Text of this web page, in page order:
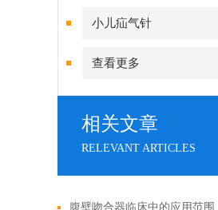
小儿疝气针
查看更多
相关文章
RELEVANT ARTICLES
腹壁吻合器临床中的应用范围